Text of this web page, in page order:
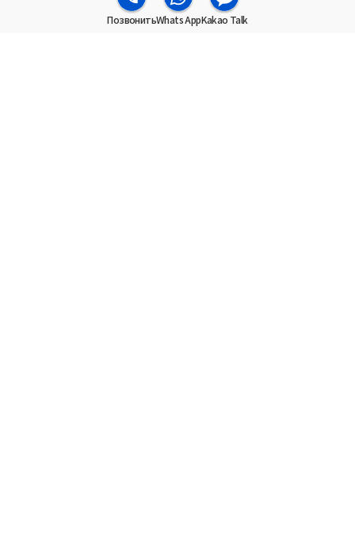
ПозвонитьWhats AppKakao Talk